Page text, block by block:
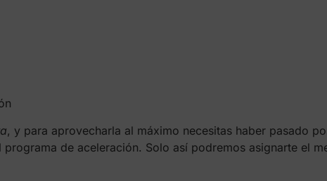
, y para aprovecharla al máximo necesitas haber pasado
programa de aceleración. Solo así podremos asignarte el